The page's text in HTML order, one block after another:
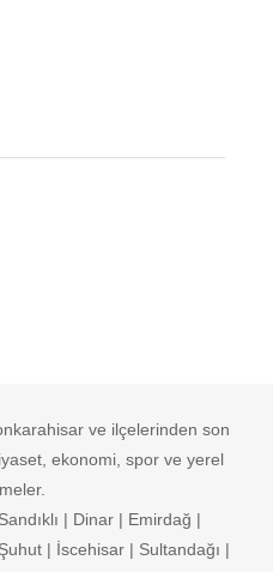
ve ilçelerinden son
ekonomi, spor ve yerel
| Dinar | Emirdağ |
| İscehisar | Sultandağı |